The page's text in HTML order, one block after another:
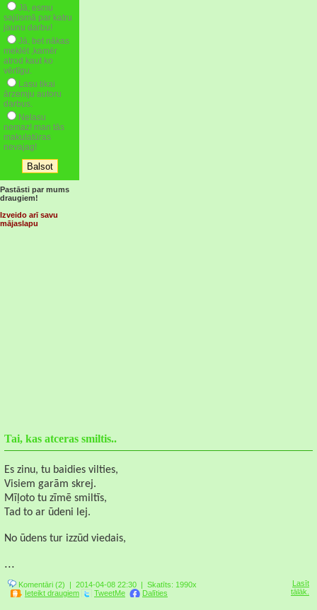
Jā, esmu
sajūsmā par katru
jaunu darbu!
Jā, bet nākas
meklēt ,kamēr
atrod kaut ko
vērtīgu.
Lasu tikai
ārzemju autoru
darbus.
Nelasu
nemaz! man tās
makulatūras
nevajag!
Pastāsti par mums
draugiem!
Izveido arī savu
mājaslapu
Tai, kas atceras smiltis..
Es zinu, tu baidies vilties,
Visiem garām skrej.
Mīļoto tu zīmē smiltīs,
Tad to ar ūdeni lej.
No ūdens tur izzūd viedais,
...
Komentāri (2) | 2014-04-08 22:30 | Skatīts: 1990x
Ieteikt draugiem
TweetMe Dalīties
Lasīt
tālāk.